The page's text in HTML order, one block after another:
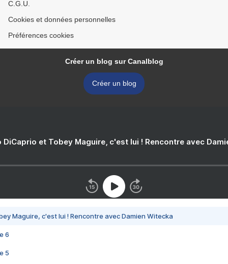
C.G.U.
Cookies et données personnelles
Préférences cookies
Créer un blog sur Canalblog
Créer un blog
DiCaprio et Tobey Maguire, c'est lui ! Rencontre avec
Maguire, c'est lui ! Rencontre avec Damien Witecka
6
5